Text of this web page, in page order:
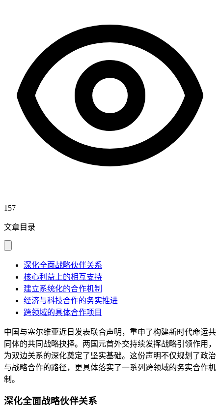
157
文章目录
深化全面战略伙伴关系
核心利益上的相互支持
建立系统化的合作机制
经济与科技合作的务实推进
跨领域的具体合作项目
中国与塞尔维亚近日发表联合声明，重申了构建新时代命运共
同体的共同战略抉择。两国元首外交持续发挥战略引领作用，
为双边关系的深化奠定了坚实基础。这份声明不仅规划了政治
与战略合作的路径，更具体落实了一系列跨领域的务实合作机
制。
深化全面战略伙伴关系